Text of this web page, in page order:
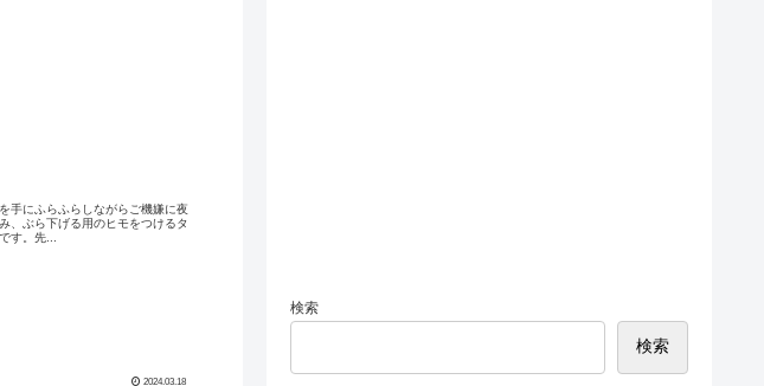
手にふらふらしながらご機嫌に夜
、ぶら下げる用のヒモをつけるタ
す。先...
2024.03.18
検索
検索